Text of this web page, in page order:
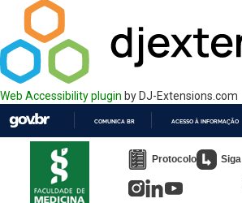
Web Accessibility plugin by DJ-Extensions.com
PARA
COMUNICA BR ACESSO À INFORMAÇÃO
Protocolo Siga